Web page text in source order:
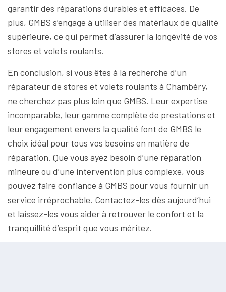
garantir des réparations durables et efficaces. De
plus, GMBS s’engage à utiliser des matériaux de qualité
supérieure, ce qui permet d’assurer la longévité de vos
stores et volets roulants.
En conclusion, si vous êtes à la recherche d’un
réparateur de stores et volets roulants à Chambéry,
ne cherchez pas plus loin que GMBS. Leur expertise
incomparable, leur gamme complète de prestations et
leur engagement envers la qualité font de GMBS le
choix idéal pour tous vos besoins en matière de
réparation. Que vous ayez besoin d’une réparation
mineure ou d’une intervention plus complexe, vous
pouvez faire confiance à GMBS pour vous fournir un
service irréprochable. Contactez-les dès aujourd’hui
et laissez-les vous aider à retrouver le confort et la
tranquillité d’esprit que vous méritez.